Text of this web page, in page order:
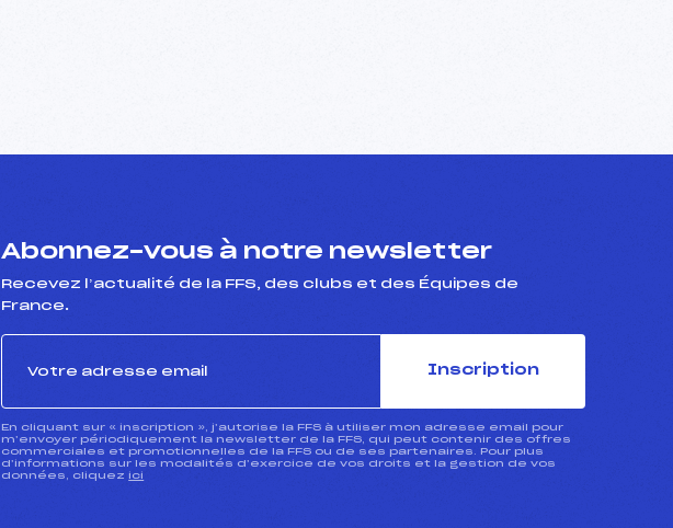
Abonnez-vous à notre newsletter
Recevez l’actualité de la FFS, des clubs et des Équipes de
France.
Inscription
En cliquant sur « inscription », j’autorise la FFS à utiliser mon adresse email pour
m’envoyer périodiquement la newsletter de la FFS, qui peut contenir des offres
commerciales et promotionnelles de la FFS ou de ses partenaires. Pour plus
d’informations sur les modalités d’exercice de vos droits et la gestion de vos
données, cliquez ici